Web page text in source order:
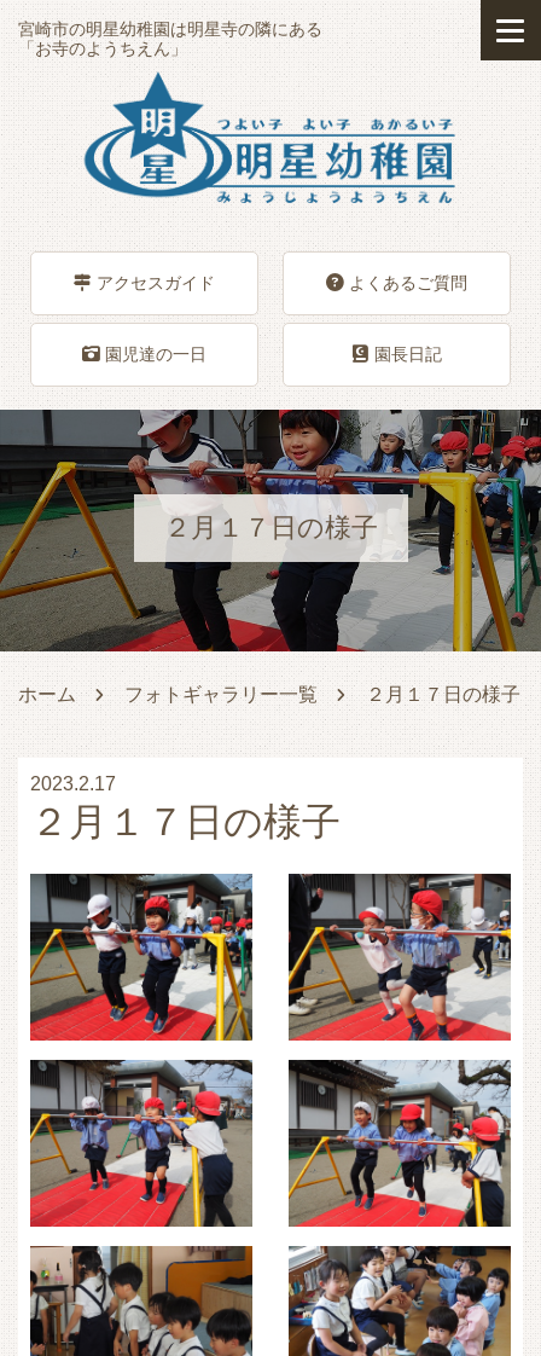
宮崎市の明星幼稚園は明星寺の隣にある
「お寺のようちえん」
アクセスガイド よくあるご質問
園児達の一日 園長日記
２月１７日の様子
ホーム フォトギャラリー一覧 ２月１７日の様子
2023.2.17
２月１７日の様子